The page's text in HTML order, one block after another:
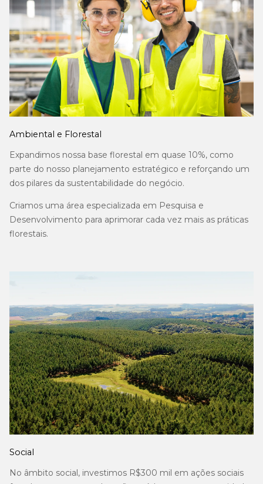
Ambiental e Florestal
Expandimos nossa base florestal em quase 10%, como
parte do nosso planejamento estratégico e reforçando um
dos pilares da sustentabilidade do negócio.
Criamos uma área especializada em Pesquisa e
Desenvolvimento para aprimorar cada vez mais as práticas
florestais.
Social
No âmbito social, investimos R$300 mil em ações sociais